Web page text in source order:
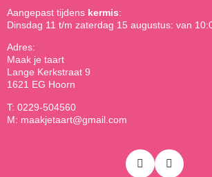
Aangepast tijdens kermis:
Dinsdag 11 t/m zaterdag 15 augustus: van
Adres:
Maak je taart
Lange Kerkstraat 9
1621 EG Hoorn
T: 0229-504560
M: maakjetaart@gmail.com